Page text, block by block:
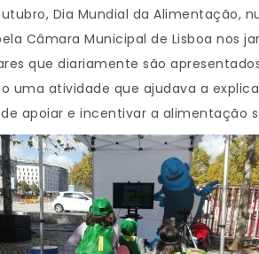
Dia Mundial da Alimentação,
Câmara Municipal de Lisboa nos
que diariamente são
uma atividade que ajudava a
apoiar e incentivar a